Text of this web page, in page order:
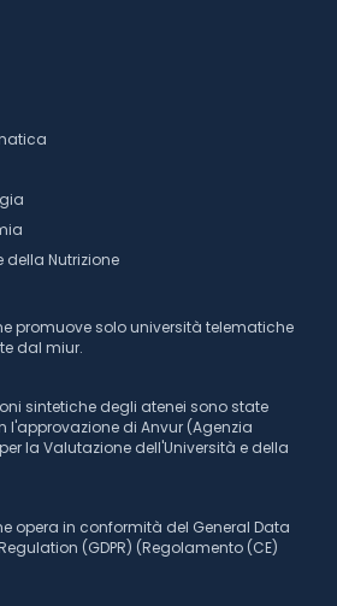
della Nutrizione
promuove solo università telematiche
dal miur.
sintetiche degli atenei sono state
l'approvazione di Anvur (Agenzia
la Valutazione dell'Università e della
opera in conformità del General Data
(GDPR) (Regolamento (CE)